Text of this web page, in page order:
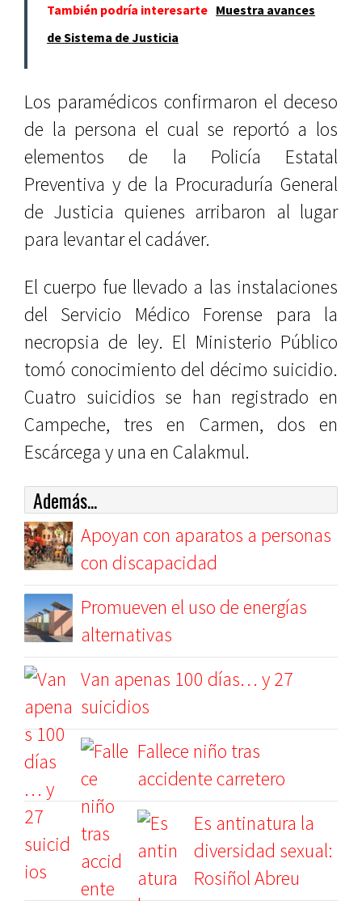
También podría interesarte Muestra avances
de Sistema de Justicia
Los paramédicos confirmaron el deceso
de la persona el cual se reportó a los
elementos de la Policía Estatal
Preventiva y de la Procuraduría General
de Justicia quienes arribaron al lugar
para levantar el cadáver.
El cuerpo fue llevado a las instalaciones
del Servicio Médico Forense para la
necropsia de ley. El Ministerio Público
tomó conocimiento del décimo suicidio.
Cuatro suicidios se han registrado en
Campeche, tres en Carmen, dos en
Escárcega y una en Calakmul.
Además...
Apoyan con aparatos a personas
con discapacidad
Promueven el uso de energías
alternativas
Van apenas 100 días… y 27
suicidios
Fallece niño tras
accidente carretero
Es antinatura la
diversidad sexual:
Rosiñol Abreu